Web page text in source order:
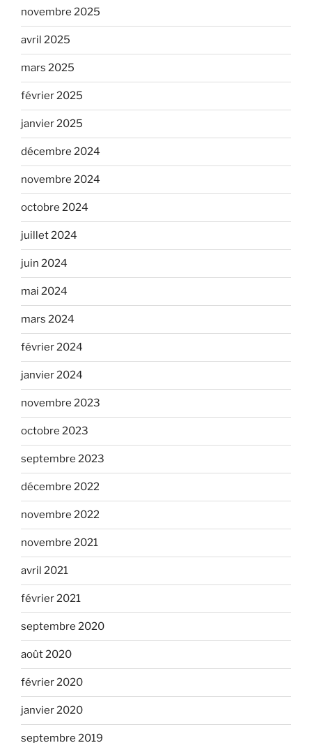
novembre 2025
avril 2025
mars 2025
février 2025
janvier 2025
décembre 2024
novembre 2024
octobre 2024
juillet 2024
juin 2024
mai 2024
mars 2024
février 2024
janvier 2024
novembre 2023
octobre 2023
septembre 2023
décembre 2022
novembre 2022
novembre 2021
avril 2021
février 2021
septembre 2020
août 2020
février 2020
janvier 2020
septembre 2019